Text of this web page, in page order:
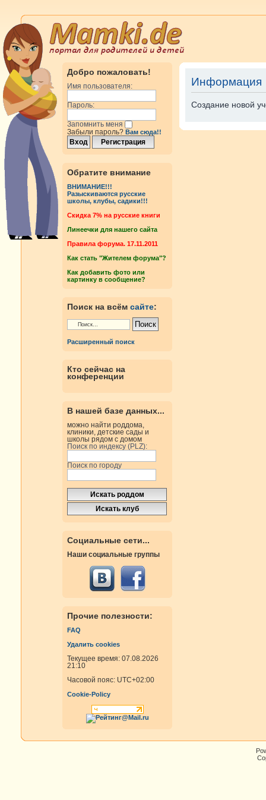
Добро пожаловать!
Имя пользователя:
Пароль:
Запомнить меня
Забыли пароль? Вам сюда!!
Обратите внимание
ВНИМАНИЕ!!!
Разыскиваются русские
школы, клубы, садики!!!
Cкидка 7% на русские книги
Линеечки для нашего сайта
Правила форума. 17.11.2011
Как стать "Жителем форума"?
Как добавить фото или
картинку в сообщение?
Поиск на всём сайте:
Расширенный поиск
Кто сейчас на
конференции
В нашей базе данных...
можно найти роддома,
клиники, детские сады и
школы рядом с домом
Поиск по индексу (PLZ):
Поиск по городу
Социальные сети...
Наши социальные группы
Прочие полезности:
FAQ
Удалить cookies
Текущее время: 07.08.2026
21:10
Часовой пояс: UTC+02:00
Cookie-Policy
Информация
Создание новой